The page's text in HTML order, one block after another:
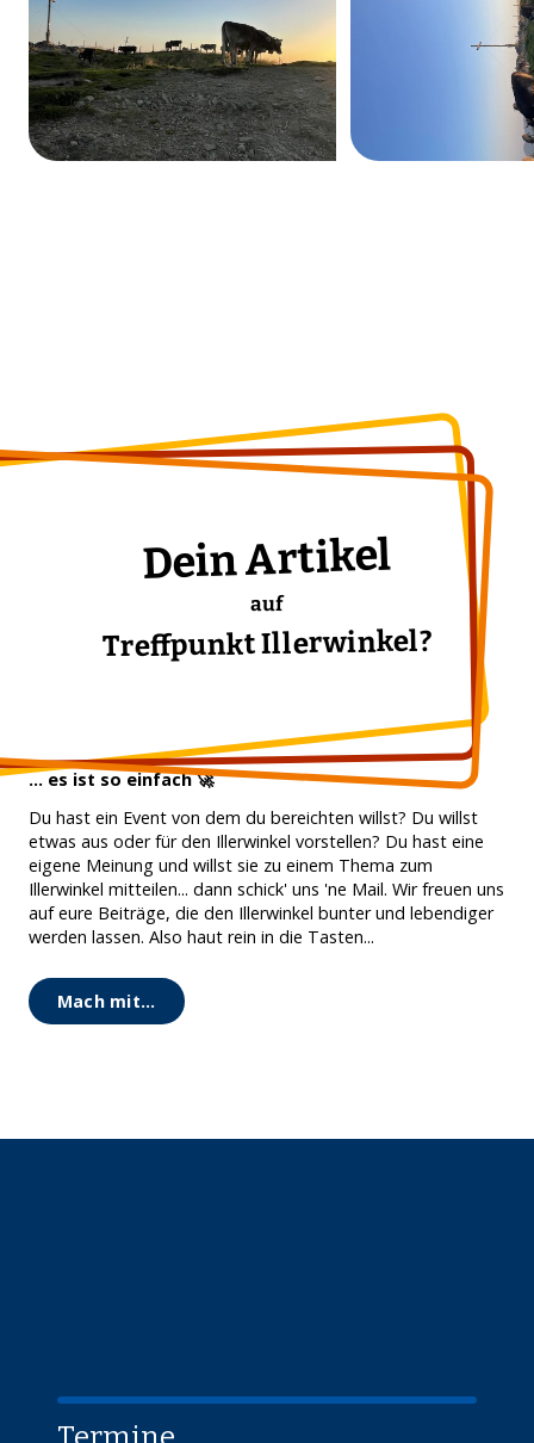
Dein Artikel
auf
Treffpunkt Illerwinkel?
... es ist so einfach 🚀
Du hast ein Event von dem du bereichten willst? Du willst
etwas aus oder für den Illerwinkel vorstellen? Du hast eine
eigene Meinung und willst sie zu einem Thema zum
Illerwinkel mitteilen... dann schick' uns 'ne Mail. Wir freuen uns
auf eure Beiträge, die den Illerwinkel bunter und lebendiger
werden lassen. Also haut rein in die Tasten...
Mach mit...